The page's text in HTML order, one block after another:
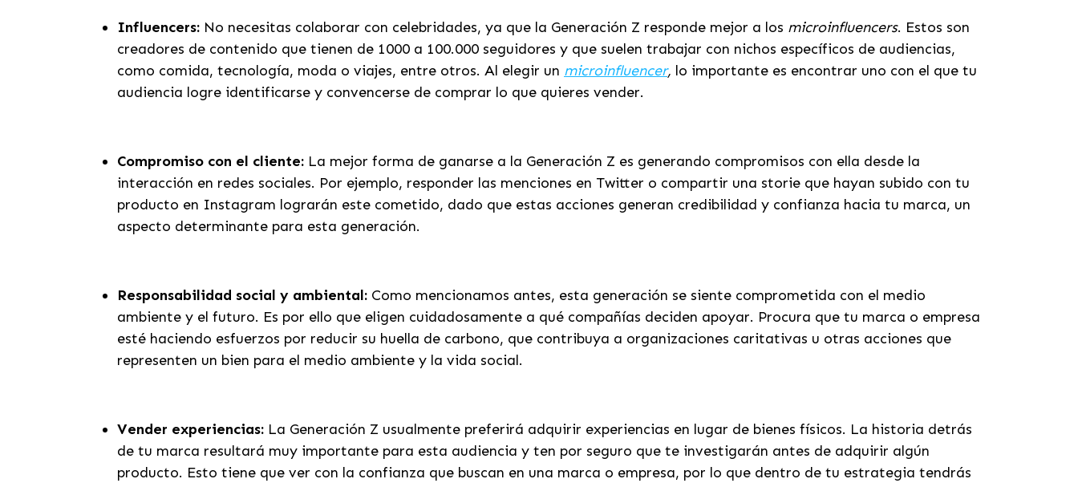
Influencers: No necesitas colaborar con celebridades, ya que la Generación Z responde mejor a los microinfluencers. Estos son
creadores de contenido que tienen de 1000 a 100.000 seguidores y que suelen trabajar con nichos específicos de audiencias,
como comida, tecnología, moda o viajes, entre otros. Al elegir un microinfluencer, lo importante es encontrar uno con el que tu
audiencia logre identificarse y convencerse de comprar lo que quieres vender.
Compromiso con el cliente: La mejor forma de ganarse a la Generación Z es generando compromisos con ella desde la
interacción en redes sociales. Por ejemplo, responder las menciones en Twitter o compartir una storie que hayan subido con tu
producto en Instagram lograrán este cometido, dado que estas acciones generan credibilidad y confianza hacia tu marca, un
aspecto determinante para esta generación.
Responsabilidad social y ambiental: Como mencionamos antes, esta generación se siente comprometida con el medio
ambiente y el futuro. Es por ello que eligen cuidadosamente a qué compañías deciden apoyar. Procura que tu marca o empresa
esté haciendo esfuerzos por reducir su huella de carbono, que contribuya a organizaciones caritativas u otras acciones que
representen un bien para el medio ambiente y la vida social.
Vender experiencias: La Generación Z usualmente preferirá adquirir experiencias en lugar de bienes físicos. La historia detrás
de tu marca resultará muy importante para esta audiencia y ten por seguro que te investigarán antes de adquirir algún
producto. Esto tiene que ver con la confianza que buscan en una marca o empresa, por lo que dentro de tu estrategia tendrás